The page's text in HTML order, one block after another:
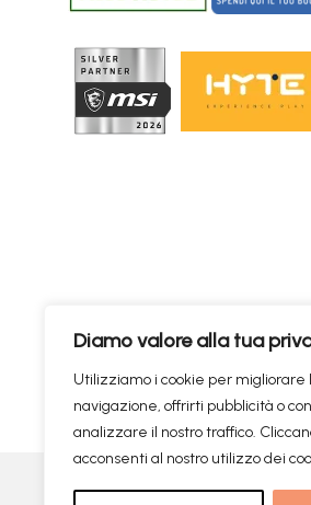
Diamo valore alla tua
Utilizziamo i cookie per
navigazione, offrirti pubblicità o
analizzare il nostro traffico.
acconsenti al nostro utilizzo dei
RICERCHE DI TENDENZA ✦